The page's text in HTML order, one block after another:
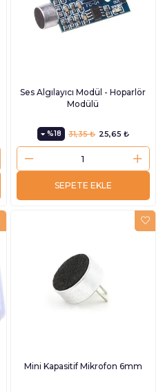
Ses Algılayıcı Modül - Hoparlör
Modülü
%18 25,65 ₺
31,35 ₺
SEPETE EKLE
Mini Kapasitif Mikrofon 6mm